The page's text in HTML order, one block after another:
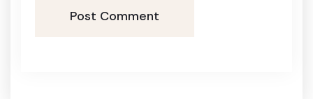
Post Comment